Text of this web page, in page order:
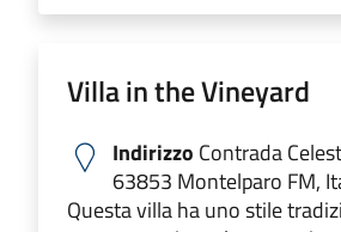
Villa in the Vineyard
Indirizzo Contrada
63853 Montelparo FM,
Questa villa ha uno stile